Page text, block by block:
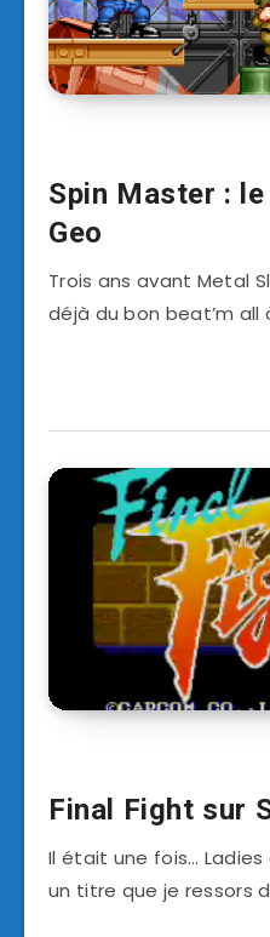
Spin Master :
Geo
Trois ans avant Metal
déjà du bon beat’m all
Final Fight sur
Il était une fois…
un titre que je ressors